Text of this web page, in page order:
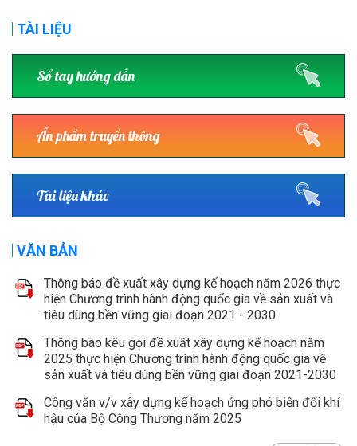
TÀI LIỆU
Sổ tay hướng dẫn
Ấn phẩm truyền thông
Tài liệu khác
VĂN BẢN
Thông báo đề xuất xây dựng kế hoạch năm 2026 thực
hiện Chương trình hành động quốc gia về sản xuất và
tiêu dùng bền vững giai đoạn 2021 - 2030
Thông báo kêu gọi đề xuất xây dựng kế hoạch năm
2025 thực hiện Chương trình hành động quốc gia về
sản xuất và tiêu dùng bền vững giai đoạn 2021-2030
Công văn v/v xây dựng kế hoạch ứng phó biến đổi khí
hậu của Bộ Công Thương năm 2025